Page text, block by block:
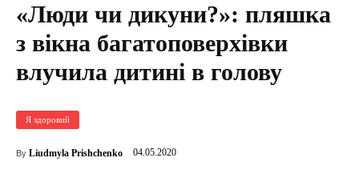
«Люди чи дикуни?»: пляшка
з вікна багатоповерхівки
влучила дитині в голову
Я здоровий
By Liudmyla Prishchenko 04.05.2020